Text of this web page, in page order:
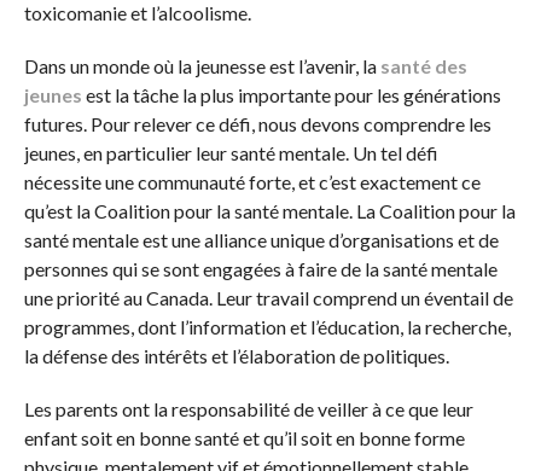
toxicomanie et l’alcoolisme.
Dans un monde où la jeunesse est l’avenir, la santé des
jeunes est la tâche la plus importante pour les générations
futures. Pour relever ce défi, nous devons comprendre les
jeunes, en particulier leur santé mentale. Un tel défi
nécessite une communauté forte, et c’est exactement ce
qu’est la Coalition pour la santé mentale. La Coalition pour la
santé mentale est une alliance unique d’organisations et de
personnes qui se sont engagées à faire de la santé mentale
une priorité au Canada. Leur travail comprend un éventail de
programmes, dont l’information et l’éducation, la recherche,
la défense des intérêts et l’élaboration de politiques.
Les parents ont la responsabilité de veiller à ce que leur
enfant soit en bonne santé et qu’il soit en bonne forme